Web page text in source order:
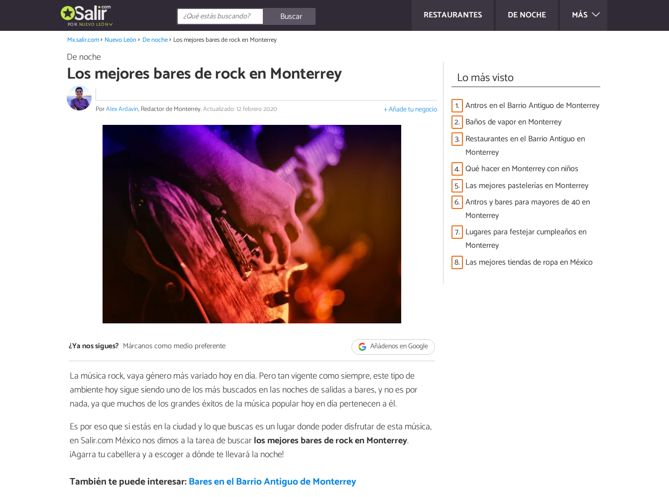
RESTAURANTES DE NOCHE MÁS
POR: NUEVO LEÓN
Buscar
Mx.salir.com Nuevo León De noche Los mejores bares de rock en Monterrey
De noche
Los mejores bares de rock en Monterrey
PorAlex Ardavín, Redactor de Monterrey.Actualizado: 12 febrero 2020 + Añade tu negocio
¿Ya nos sigues? Márcanos como medio preferente Añádenos en Google
La música rock, vaya género más variado hoy en día. Pero tan vigente como siempre, este tipo de
ambiente hoy sigue siendo uno de los más buscados en las noches de salidas a bares, y no es por
nada, ya que muchos de los grandes éxitos de la música popular hoy en día pertenecen a él.
Es por eso que si estás en la ciudad y lo que buscas es un lugar donde poder disfrutar de esta música,
en Salir.com México nos dimos a la tarea de buscarlos mejores bares de rock en Monterrey.
¡Agarra tu cabellera y a escoger a dónde te llevará la noche!
También te puede interesar:Bares en el Barrio Antiguo de Monterrey
Lo más visto
1. Antros en el Barrio Antiguo de Monterrey
2. Baños de vapor en Monterrey
3. Restaurantes en el Barrio Antiguo en
Monterrey
4. Qué hacer en Monterrey con niños
5. Las mejores pastelerías en Monterrey
6. Antros y bares para mayores de 40 en
Monterrey
7. Lugares para festejar cumpleaños en
Monterrey
8. Las mejores tiendas de ropa en México